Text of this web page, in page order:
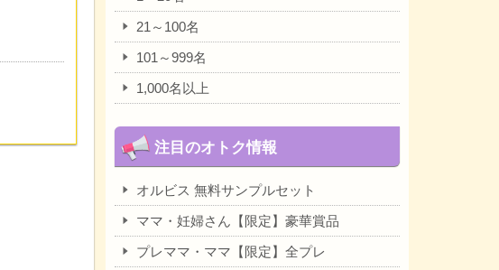
21～100名
101～999名
1,000名以上
注目のオトク情報
オルビス 無料サンプルセット
ママ・妊婦さん【限定】豪華賞品
プレママ・ママ【限定】全プレ